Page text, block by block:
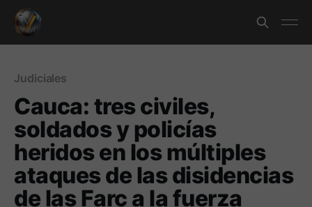
Judiciales
Cauca: tres civiles,
soldados y policías
heridos en los múltiples
ataques de las disidencias
de las Farc a la fuerza